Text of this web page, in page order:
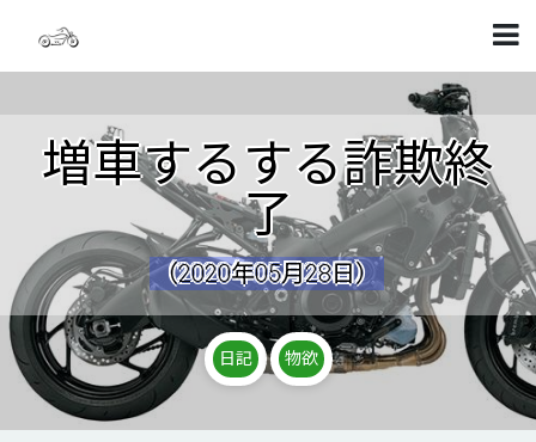
増車するする詐欺終
了
（2020年05月28日）
日記 物欲